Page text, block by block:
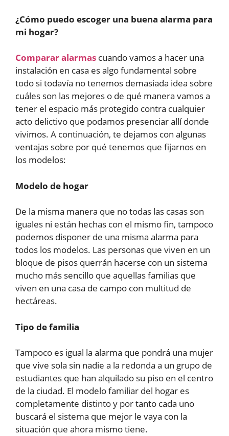
¿Cómo puedo escoger una buena alarma para
mi hogar?
Comparar alarmas cuando vamos a hacer una
instalación en casa es algo fundamental sobre
todo si todavía no tenemos demasiada idea sobre
cuáles son las mejores o de qué manera vamos a
tener el espacio más protegido contra cualquier
acto delictivo que podamos presenciar allí donde
vivimos. A continuación, te dejamos con algunas
ventajas sobre por qué tenemos que fijarnos en
los modelos:
Modelo de hogar
De la misma manera que no todas las casas son
iguales ni están hechas con el mismo fin, tampoco
podemos disponer de una misma alarma para
todos los modelos. Las personas que viven en un
bloque de pisos querrán hacerse con un sistema
mucho más sencillo que aquellas familias que
viven en una casa de campo con multitud de
hectáreas.
Tipo de familia
Tampoco es igual la alarma que pondrá una mujer
que vive sola sin nadie a la redonda a un grupo de
estudiantes que han alquilado su piso en el centro
de la ciudad. El modelo familiar del hogar es
completamente distinto y por tanto cada uno
buscará el sistema que mejor le vaya con la
situación que ahora mismo tiene.